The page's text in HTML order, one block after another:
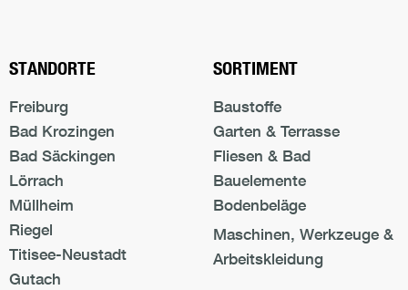
STANDORTE
Freiburg
Bad Krozingen
Bad Säckingen
Lörrach
Müllheim
Riegel
Titisee-Neustadt
Gutach
SORTIMENT
Baustoffe
Garten & Terrasse
Fliesen & Bad
Bauelemente
Bodenbeläge
Maschinen, Werkzeuge &
Arbeitskleidung